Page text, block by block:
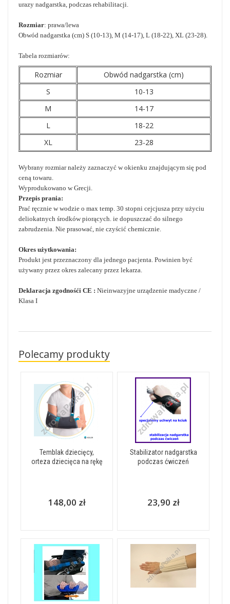
urazy nadgarstka, podczas rehabilitacji.
Rozmiar: prawa/lewa
Obwód nadgarstka (cm) S (10-13), M (14-17), L (18-22), XL (23-28).
Tabela rozmiarów:
Rozmiar
Obwód nadgarstka (cm)
S
10-13
M
14-17
L
18-22
XL
23-28
Wybrany rozmiar należy zaznaczyć w okienku znajdującym się pod
ceną towaru.
Wyprodukowano w Grecji.
Przepis prania:
Prać ręcznie w wodzie o max temp. 30 stopni cejcjusza przy użyciu
deliokatnych środków piorących. ie dopuszczać do silnego
zabrudzenia. Nie prasować, nie czyścić chemicznie.
Okres użytkowania:
Produkt jest przeznaczony dla jednego pacjenta. Powinien być
używany przez okres zalecany przez lekarza.
Deklaracja zgodnośći CE : Nieinwazyjne urządzenie madyczne /
Klasa I
Polecamy produkty
Temblak dziecięcy,
orteza dziecięca na rękę
148,00 zł
Stabilizator nadgarstka
podczas ćwiczeń
23,90 zł